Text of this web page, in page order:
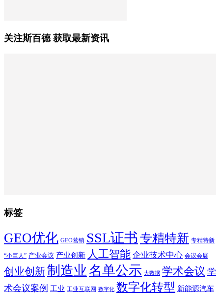
关注斯百德 获取最新资讯
标签
GEO优化 GEO营销 SSL证书 专精特新 专精特新
“小巨人” 产业会议 产业创新 人工智能 企业技术中心 会议会展
创业创新制造业 名单公示 大数据 学术会议 学
术会议案例 工业 工业互联网 数字化 数字化转型 新能源汽车